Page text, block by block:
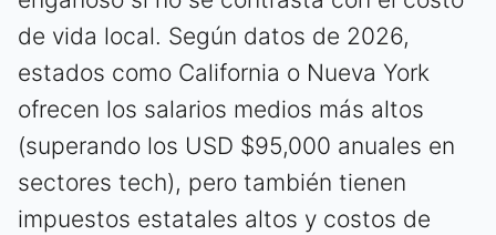
de vida local. Según datos de 2026,
estados como California o Nueva York
ofrecen los salarios medios más altos
(superando los USD $95,000 anuales en
sectores tech), pero también tienen
impuestos estatales altos y costos de